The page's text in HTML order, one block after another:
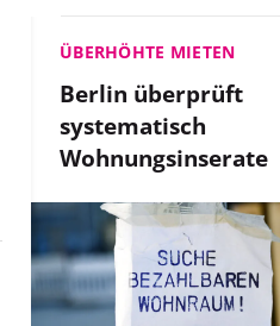
ÜBERHÖHTE MIETEN
Berlin überprüft
systematisch
Wohnungsinserate